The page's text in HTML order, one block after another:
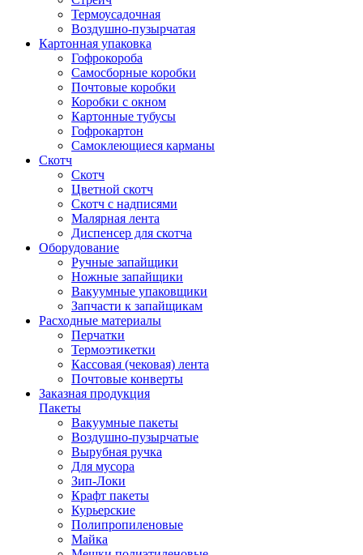
Термоусадочная
Воздушно-пузырчатая
Картонная упаковка
Гофрокороба
Самосборные коробки
Почтовые коробки
Коробки с окном
Картонные тубусы
Гофрокартон
Самоклеющиеся карманы
Скотч
Скотч
Цветной скотч
Скотч с надписями
Малярная лента
Диспенсер для скотча
Оборудование
Ручные запайщики
Ножные запайщики
Вакуумные упаковщики
Запчасти к запайщикам
Расходные материалы
Перчатки
Термоэтикетки
Кассовая (чековая) лента
Почтовые конверты
Заказная продукция
Пакеты
Вакуумные пакеты
Воздушно-пузырчатые
Вырубная ручка
Для мусора
Зип-Локи
Крафт пакеты
Курьерские
Полипропиленовые
Майка